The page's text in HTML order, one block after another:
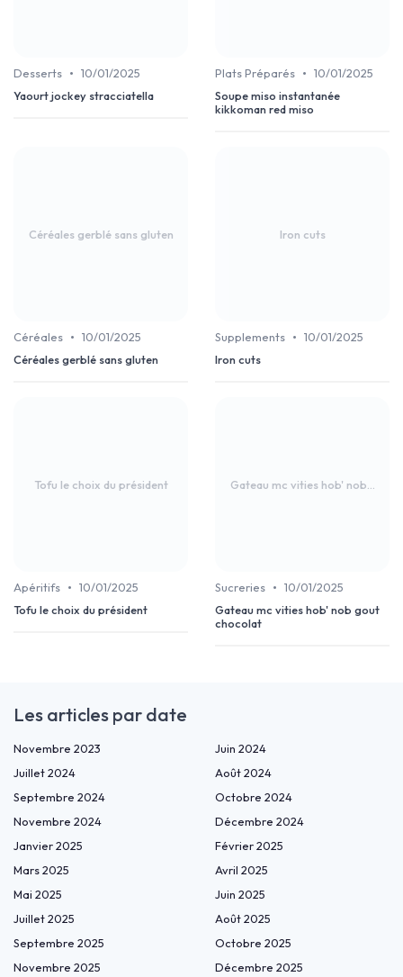
Desserts • 10/01/2025
Yaourt jockey stracciatella
Plats Préparés • 10/01/2025
Soupe miso instantanée
kikkoman red miso
Céréales gerblé sans gluten
Céréales • 10/01/2025
Céréales gerblé sans gluten
Iron cuts
Supplements • 10/01/2025
Iron cuts
Tofu le choix du président
Apéritifs • 10/01/2025
Tofu le choix du président
Gateau mc vities hob' nob...
Sucreries • 10/01/2025
Gateau mc vities hob' nob gout
chocolat
Les articles par date
Novembre 2023
Juin 2024
Juillet 2024
Août 2024
Septembre 2024
Octobre 2024
Novembre 2024
Décembre 2024
Janvier 2025
Février 2025
Mars 2025
Avril 2025
Mai 2025
Juin 2025
Juillet 2025
Août 2025
Septembre 2025
Octobre 2025
Novembre 2025
Décembre 2025